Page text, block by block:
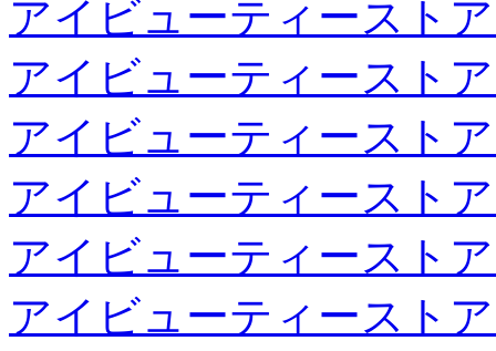
アイビューティースト
アイビューティースト
アイビューティースト
アイビューティースト
アイビューティースト
アイビューティースト